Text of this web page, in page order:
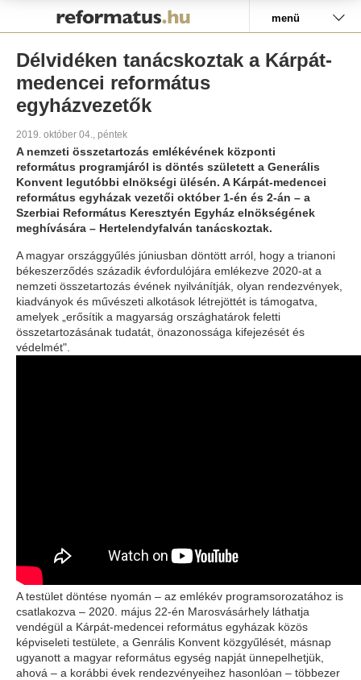
menü
Délvidéken tanácskoztak a Kárpát-
medencei református
egyházvezetők
2019. október 04., péntek
A nemzeti összetartozás emlékévének központi
református programjáról is döntés született a Generális
Konvent legutóbbi elnökségi ülésén. A Kárpát-medencei
református egyházak vezetői október 1-én és 2-án – a
Szerbiai Református Keresztyén Egyház elnökségének
meghívására – Hertelendyfalván tanácskoztak.
A magyar országgyűlés júniusban döntött arról, hogy a trianoni
békeszerződés századik évfordulójára emlékezve 2020-at a
nemzeti összetartozás évének nyilvánítják, olyan rendezvények,
kiadványok és művészeti alkotások létrejöttét is támogatva,
amelyek „erősítik a magyarság országhatárok feletti
összetartozásának tudatát, önazonossága kifejezését és
védelmét".
A testület döntése nyomán – az emlékév programsorozatához is
csatlakozva – 2020. május 22-én Marosvásárhely láthatja
vendégül a Kárpát-medencei református egyházak közös
képviseleti testülete, a Genrális Konvent közgyűlését, másnap
ugyanott a magyar református egység napját ünnepelhetjük,
ahová – a korábbi évek rendezvényeihez hasonlóan – többezer